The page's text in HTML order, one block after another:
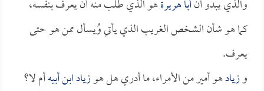
والذي يبدو أنأبا هريرةهو الذي طلب منه أن يعرف بنفسه،
كما هو شأن الشخص الغريب الذي يأتي وُيسأل ممن هو حتى
يعرف.
وزيادهو أمير من الأمراء، ما أدري هل هوزياد ابن أبيهأم لا؟